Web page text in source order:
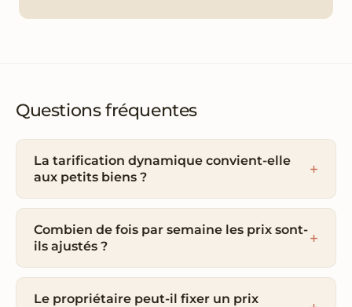
Questions fréquentes
La tarification dynamique convient-elle
aux petits biens ?
Combien de fois par semaine les prix sont-
ils ajustés ?
Le propriétaire peut-il fixer un prix